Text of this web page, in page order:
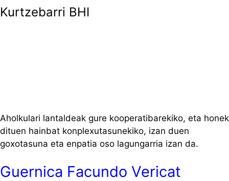
Kurtzebarri BHI
Aholkulari lantaldeak gure kooperatibarekiko, eta honek
dituen hainbat konplexutasunekiko, izan duen
goxotasuna eta enpatia oso lagungarria izan da.
Guernica Facundo Vericat